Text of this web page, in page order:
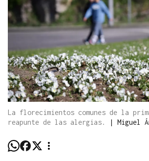
La florecimientos comunes de la
reapunte de las alergias.
| Miguel